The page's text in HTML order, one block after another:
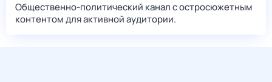
Общественно-политический канал с остросюжетным
контентом для активной аудитории.